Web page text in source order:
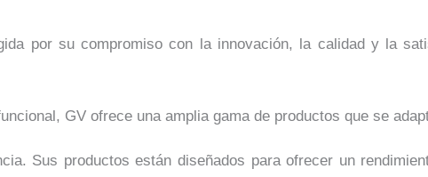
por su compromiso con la innovación, la calidad y la
GV ofrece una amplia gama de productos que se
Sus productos están diseñados para ofrecer un